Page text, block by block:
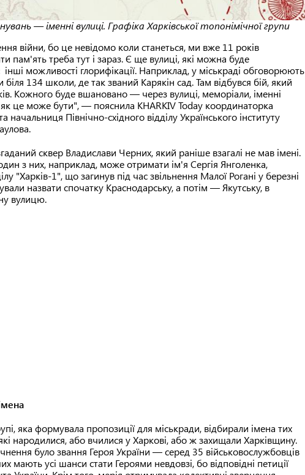
— іменні вулиці. Графіка Харківської топонімічної групи
війни, бо це невідомо коли станеться, ми вже 11 років
пам'ять треба тут і зараз. Є ще вулиці, які можна буде
можливості глорифікації. Наприклад, у міськраді обговорюють
134 школи, де так званий Карякін сад. Там відбувся бій, який
Кожного буде вшановано — через вулиці, меморіали, іменні
як це може бути", — пояснила KHARKIV Today координаторка
начальниця Північно-східного відділу Українського інституту
сквер Владислави Черних, який раніше взагалі не мав імені.
з них, наприклад, може отримати ім'я Сергія Янголенка,
"Харків-1", що загинув під час звільнення Малої Рогані у березні
назвати спочатку Краснодарську, а потім — Якутську, в
вулицю.
яка формувала пропозиції для міськради, відбирали імена тих
народилися, або вчилися у Харкові, або ж захищали Харківщину.
було звання Героя України — серед 35 військовослужбовців
мають усі шанси стати Героями невдовзі, бо відповідні петиції